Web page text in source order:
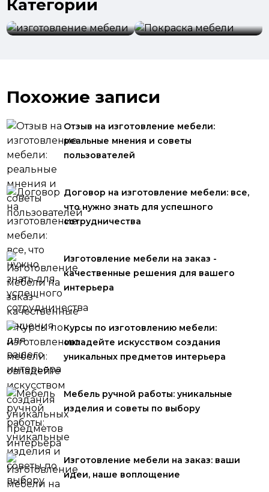
Категории
Похожие записи
Отзыв на изготовление мебели:
реальные мнения и советы
пользователей
Договор на изготовление мебели: все,
что нужно знать для успешного
сотрудничества
Изготовление мебели на заказ -
качественные решения для вашего
интерьера
Курсы по изготовлению мебели:
овладейте искусством создания
уникальных предметов интерьера
Мебель ручной работы: уникальные
изделия и советы по выбору
Изготовление мебели на заказ: ваши
идеи, наше воплощение